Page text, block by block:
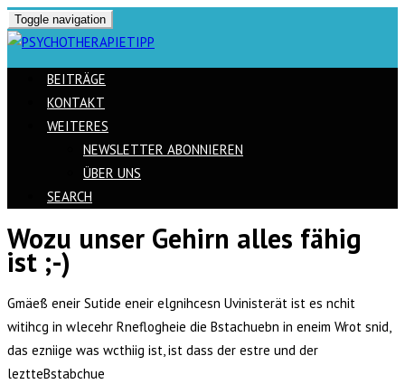
Toggle navigation
BEITRÄGE
KONTAKT
WEITERES
NEWSLETTER ABONNIEREN
ÜBER UNS
SEARCH
Skip
to
Wozu unser Gehirn alles fähig
ist ;-)
Gmäeß eneir Sutide eneir elgnihcesn Uvinisterät ist es nchit
witihcg in wlecehr Rneflogheie die Bstachuebn in eneim Wrot snid,
das ezniige was wcthiig ist, ist dass der estre und der
leztteBstabchue